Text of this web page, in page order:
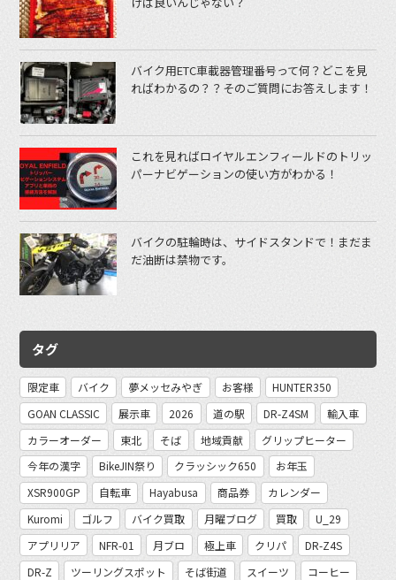
バイク用ETC車載器管理番号って何？どこを見
ればわかるの？？そのご質問にお答えします！
これを見ればロイヤルエンフィールドのトリッ
パーナビゲーションの使い方がわかる！
バイクの駐輪時は、サイドスタンドで！まだま
だ油断は禁物です。
タグ
限定車 バイク 夢メッセみやぎ お客様
HUNTER350
GOAN CLASSIC
展示車 2026 道の駅 DR-Z4SM
輸入車
カラーオーダー
東北 そば 地域貢献
グリップヒーター
今年の漢字
BikeJIN祭り クラッシック650
お年玉
XSR900GP
自転車 Hayabusa 商品券
カレンダー
Kuromi
ゴルフ バイク買取 月曜ブログ 買取
U_29
アプリリア
NFR-01 月ブロ 極上車 クリパ
DR-Z4S
DR-Z
ツーリングスポット そば街道 スイーツ
コーヒー